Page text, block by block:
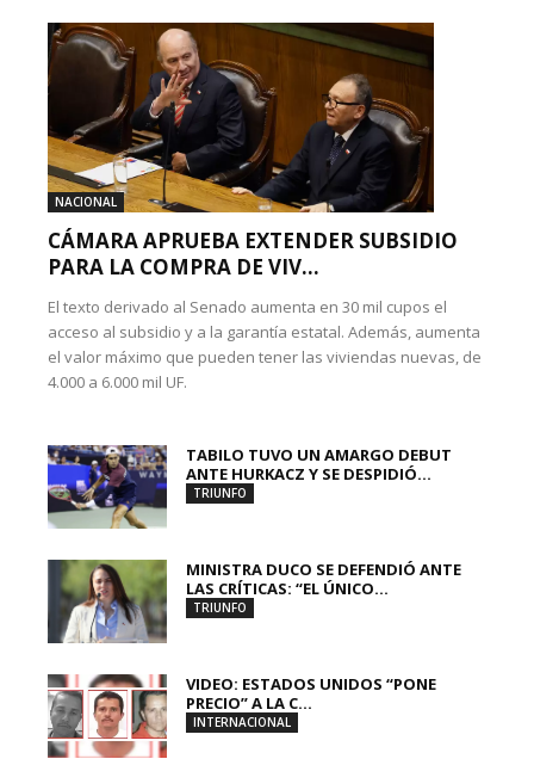
NACIONAL
CÁMARA APRUEBA EXTENDER SUBSIDIO
PARA LA COMPRA DE VIV...
El texto derivado al Senado aumenta en 30 mil cupos el
acceso al subsidio y a la garantía estatal. Además, aumenta
el valor máximo que pueden tener las viviendas nuevas, de
4.000 a 6.000 mil UF.
TABILO TUVO UN AMARGO DEBUT
ANTE HURKACZ Y SE DESPIDIÓ...
TRIUNFO
MINISTRA DUCO SE DEFENDIÓ ANTE
LAS CRÍTICAS: “EL ÚNICO...
TRIUNFO
VIDEO: ESTADOS UNIDOS “PONE
PRECIO” A LA C...
INTERNACIONAL